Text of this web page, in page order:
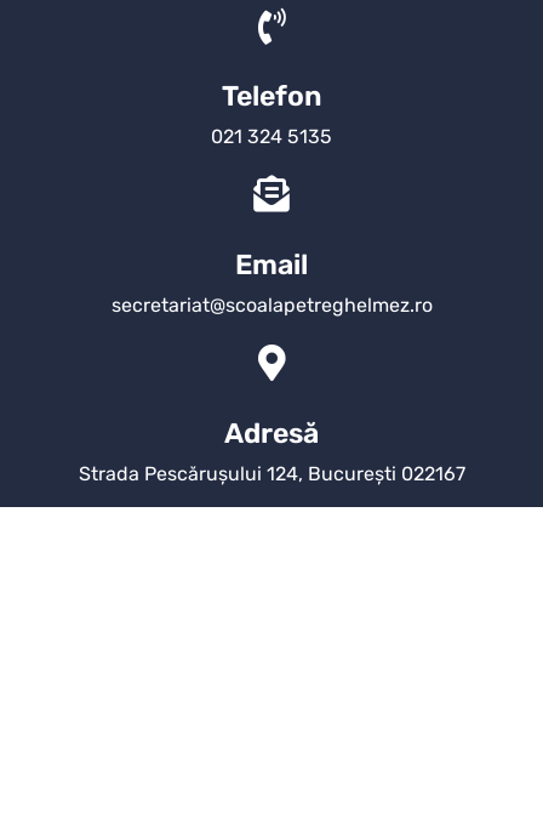
Telefon
021 324 5135
Email
secretariat@scoalapetreghelmez.ro
Adresă
Strada Pescărușului 124, București 022167